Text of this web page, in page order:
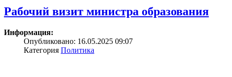
Рабочий визит министра образования
Информация:
Опубликовано: 16.05.2025 09:07
Категория Политика